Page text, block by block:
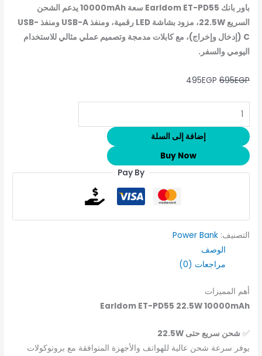
باور بانك Earldom ET-PD55 سعة 10000mAh يدعم الشحن
السريع 22.5W، مزود بشاشة LED رقمية، ومنفذ USB-A ومنفذ USB-
C (إدخال وإخراج)، مع كابلات مدمجة وتصميم عملي مثالي للاستخدام
اليومي والسفر.
695EGP
495EGP
إضافة إلى السلة
Buy Now
Pay By
التصنيف:Power Bank
الوصف
مراجعات (0)
أهم المميزات
Earldom ET-PD55 22.5W 10000mAh
✅ شحن سريع حتى 22.5W
يوفر سرعة شحن عالية للهواتف والأجهزة المتوافقة مع بروتوكولات